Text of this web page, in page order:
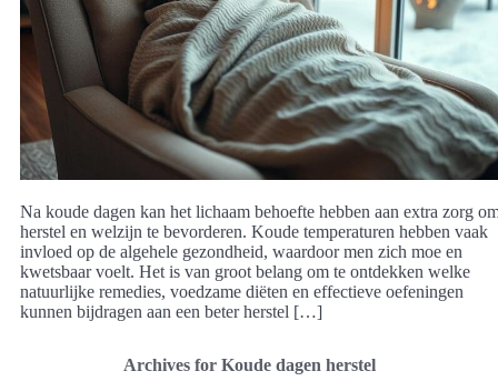
Na koude dagen kan het lichaam behoefte hebben aan extra zorg
herstel en welzijn te bevorderen. Koude temperaturen hebben vaak
invloed op de algehele gezondheid, waardoor men zich moe en
kwetsbaar voelt. Het is van groot belang om te ontdekken welke
natuurlijke remedies, voedzame diëten en effectieve oefeningen
kunnen bijdragen aan een beter herstel […]
Archives for Koude dagen herstel